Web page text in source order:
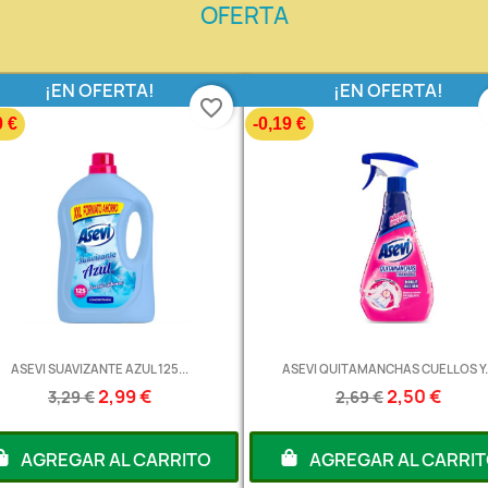
OFERTA
ASEVI SUAVIZANTE AZUL 125...
3,29 €2,99 €
¡EN OFERTA!
€
AGREGAR AL CARRITO
favorite_border
ASEVI QUITAMANCHAS CUELLOS
2,69 €2,50 €
¡EN OFERTA!
-0,19 €
AGREGAR AL